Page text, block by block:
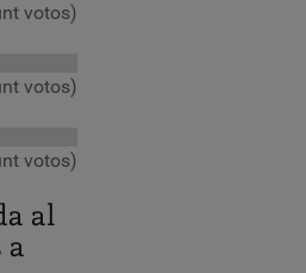
votos)
votos)
votos)
al
a